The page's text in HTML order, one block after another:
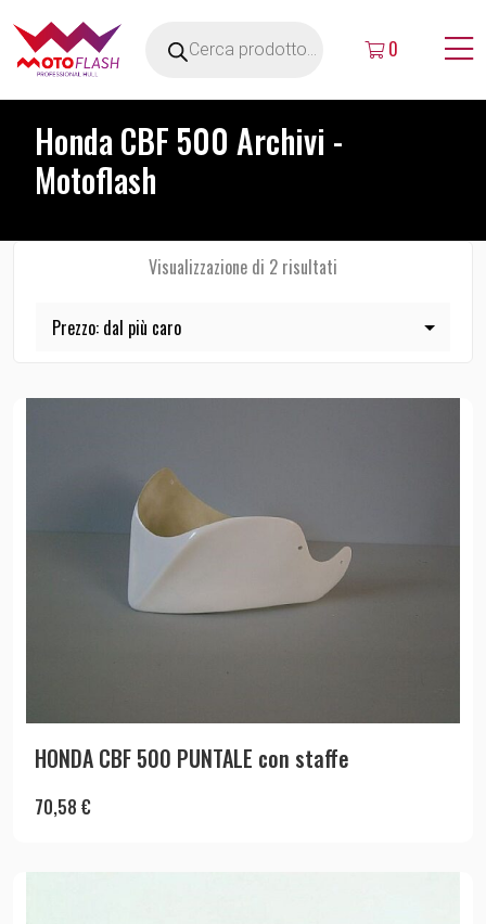
0
Honda CBF 500 Archivi -
Motoflash
Visualizzazione di 2 risultati
HONDA CBF 500 PUNTALE con staffe
70,58 €